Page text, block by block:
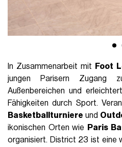
In Zusammenarbeit mit Foot
jungen Parisern Zugang
Außenbereichen und
Fähigkeiten durch Sport.
Basketballturniere und
ikonischen Orten wie
Paris
organisiert. District 23 ist eine